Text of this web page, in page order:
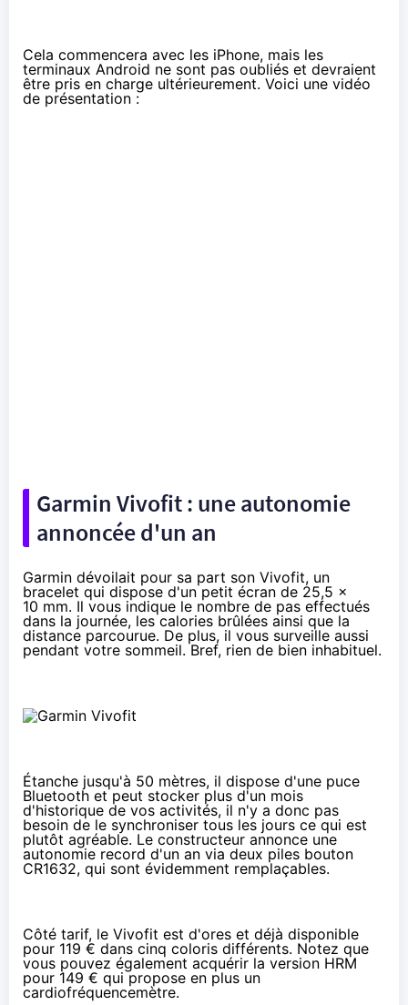
Cela commencera avec les iPhone, mais les
terminaux Android ne sont pas oubliés et devraient
être pris en charge ultérieurement. Voici une vidéo
de présentation :
Garmin Vivofit : une autonomie
annoncée d'un an
Garmin dévoilait pour sa part son Vivofit, un
bracelet qui dispose d'un petit écran de 25,5 x
10 mm. Il vous indique le nombre de pas effectués
dans la journée, les calories brûlées ainsi que la
distance parcourue. De plus, il vous surveille aussi
pendant votre sommeil. Bref, rien de bien inhabituel.
Étanche jusqu'à 50 mètres, il dispose d'une puce
Bluetooth et peut stocker plus d'un mois
d'historique de vos activités, il n'y a donc pas
besoin de le synchroniser tous les jours ce qui est
plutôt agréable. Le constructeur annonce une
autonomie record d'un an via deux piles bouton
CR1632, qui sont évidemment remplaçables.
Côté tarif, le Vivofit est d'ores et déjà disponible
pour 119 € dans cinq coloris différents. Notez que
vous pouvez également acquérir la version HRM
pour 149 € qui propose en plus un
cardiofréquencemètre.